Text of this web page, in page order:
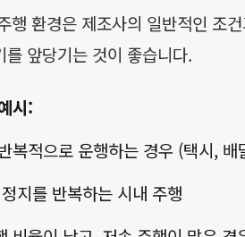
행 환경은 제조사의 일반적인 조
를 앞당기는 것이 좋습니다.
시:
복적으로 운행하는 경우 (택시, 배
지를 반복하는 시내 주행